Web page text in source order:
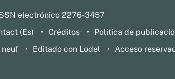
electrónico 2276-3457
(Es) Créditos
Política de
neuf
Editado con Lodel Acceso